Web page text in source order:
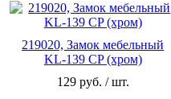
219020, Замок мебельный
KL-139 CP (хром)
129 руб. / шт.